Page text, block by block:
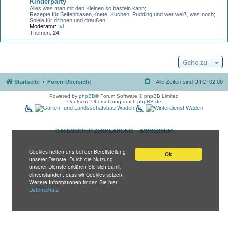
Ok
Cookies helfen uns bei der Bereitstellung
unserer Dienste. Durch die Nutzung
unserer Dienste erklären Sie sich damit
einverstanden, dass wir Cookies setzen.
Weitere Informationen finden Sie hier:
Datenschutz
Alles was man mit den Kleinen so basteln kann;
Rezepte für Seifenblasen,Knete, Kuchen, Pudding und wer weiß, was noch;
Spiele für drinnen und draußen
Moderator: Ivi
Themen: 24
Gehe zu
Startseite Foren-Übersicht Alle Zeiten sind UTC+02:00
Powered by phpBB® Forum Software © phpBB Limited
Deutsche Übersetzung durch phpBB.de
DATENSCHUTZERKLÄRUNG IMPRESSUM